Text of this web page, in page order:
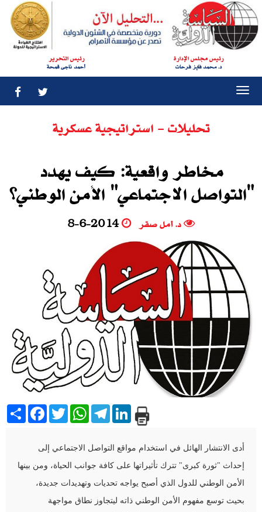
رئيس مجلس الإدارة
د. محمد فايز فرحات
رئيس التحرير
أحمد ناجى قمحة
تحليلات - استراتيجية عسكرية
مخاطر واقعية: كيف يهدد
"التواصل الاجتماعي" الأمن الوطني؟
د. أمل صقر 8-6-2014
Share Facebook
TwitterWhatsAppTelegramLinkedIn
أدى الانتشار الهائل في استخدام مواقع التواصل الاجتماعي إلى
إحداث "ثورة كبرى" تترك تأثيراتها على كافة جوانب الحياة، ومن بينها
الأمن الوطني للدول الذي أصبح يواجه تحديات وتهديدات جديدة،
بحيث توسع مفهوم الأمن الوطني ذاته ليتجاوز نطاق مواجهة